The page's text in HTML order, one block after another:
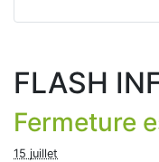
FLASH
Fermeture
15 juillet